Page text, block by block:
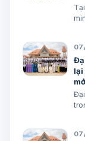
lại